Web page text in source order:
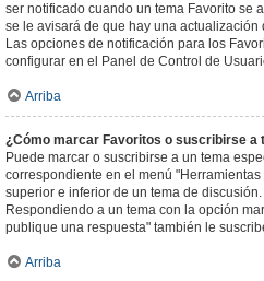
ser notificado cuando un tema Favorito se
se le avisará de que hay una
Las opciones de notificación para los
configurar en el Panel de Control de
Arriba
¿Cómo marcar Favoritos o suscribirse a
Puede marcar o suscribirse a un tema
correspondiente en el menú
superior e inferior de un tema de discusión.
Respondiendo a un tema con la opción
publique una respuesta" también le
Arriba